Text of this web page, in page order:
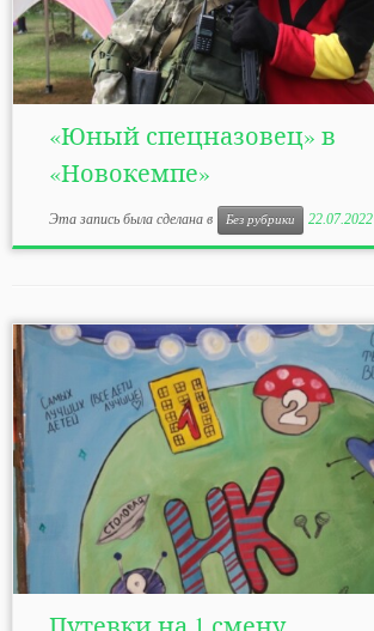
«Юный спецназовец» в
«Новокемпе»
Эта запись была сделана в Без рубрики 22.07.2022